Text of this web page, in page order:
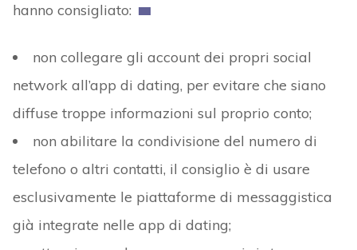
hanno consigliato:
non collegare gli account dei propri social
network all’app di dating, per evitare che siano
diffuse troppe informazioni sul proprio conto;
non abilitare la condivisione del numero di
telefono o altri contatti, il consiglio è di usare
esclusivamente le piattaforme di messaggistica
già integrate nelle app di dating;